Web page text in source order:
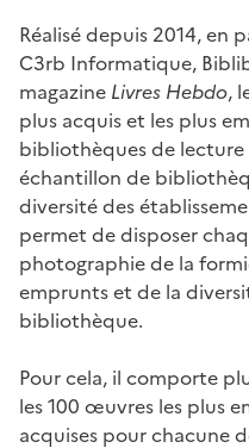
Réalisé depuis 2014, en
C3rb Informatique,
magazine Livres Hebdo,
plus acquis et les plus
bibliothèques de
échantillon de
diversité des
permet de disposer
photographie de la
emprunts et de la
bibliothèque.
Pour cela, il comporte
les 100 œuvres les plus
acquises pour chacune